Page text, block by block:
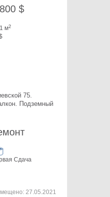
$
м2
Подземный
Сдача
27.05.2021